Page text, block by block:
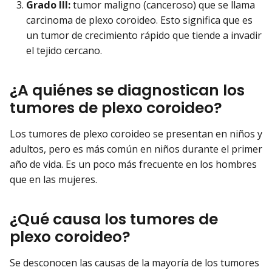
Grado III:tumor maligno (canceroso) que se llama
carcinoma de plexo coroideo. Esto significa que es
un tumor de crecimiento rápido que tiende a invadir
el tejido cercano.
¿A quiénes se diagnostican los
tumores de plexo coroideo?
Los tumores de plexo coroideo se presentan en niños y
adultos, pero es más común en niños durante el primer
año de vida. Es un poco más frecuente en los hombres
que en las mujeres.
¿Qué causa los tumores de
plexo coroideo?
Se desconocen las causas de la mayoría de los tumores